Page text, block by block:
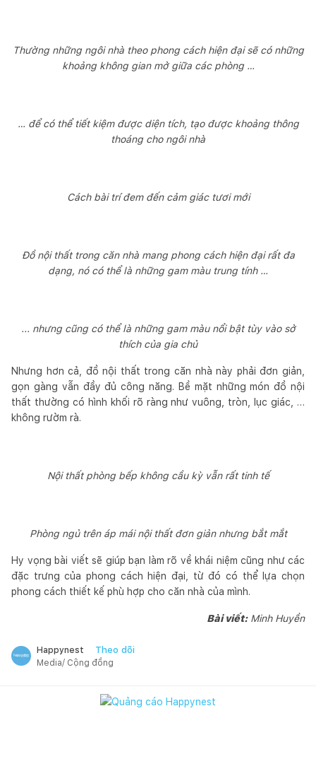
Thường những ngôi nhà theo phong cách hiện đại sẽ có những
khoảng không gian mở giữa các phòng …
… để có thể tiết kiệm được diện tích, tạo được khoảng thông
thoáng cho ngôi nhà
Cách bài trí đem đến cảm giác tươi mới
Đồ nội thất trong căn nhà mang phong cách hiện đại rất đa
dạng, nó có thể là những gam màu trung tính …
... nhưng cũng có thể là những gam màu nổi bật tùy vào sở
thích của gia chủ
Nhưng hơn cả, đồ nội thất trong căn nhà này phải đơn giản,
gọn gàng vẫn đầy đủ công năng. Bề mặt những món đồ nội
thất thường có hình khối rõ ràng như vuông, tròn, lục giác, …
không rườm rà.
Nội thất phòng bếp không cầu kỳ vẫn rất tinh tế
Phòng ngủ trên áp mái nội thất đơn giản nhưng bắt mắt
Hy vọng bài viết sẽ giúp bạn làm rõ về khái niệm cũng như các
đặc trưng của phong cách hiện đại, từ đó có thể lựa chọn
phong cách thiết kế phù hợp cho căn nhà của mình.
Bài viết:Minh Huyền
Happynest Theo dõi
Media/ Cộng đồng